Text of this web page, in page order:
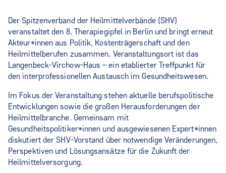
Der Spitzenverband der Heilmittelverbände (SHV)
veranstaltet den 8. Therapiegipfel in Berlin und bringt erneut
Akteur*innen aus Politik, Kostenträgerschaft und den
Heilmittelberufen zusammen. Veranstaltungsort ist das
Langenbeck-Virchow-Haus – ein etablierter Treffpunkt für
den interprofessionellen Austausch im Gesundheitswesen.
Im Fokus der Veranstaltung stehen aktuelle berufspolitische
Entwicklungen sowie die großen Herausforderungen der
Heilmittelbranche. Gemeinsam mit
Gesundheitspolitiker*innen und ausgewiesenen Expert*innen
diskutiert der SHV-Vorstand über notwendige Veränderungen,
Perspektiven und Lösungsansätze für die Zukunft der
Heilmittelversorgung.